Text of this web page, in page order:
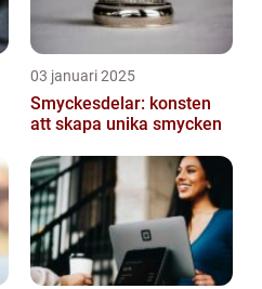
03 januari 2025
Smyckesdelar: konsten
att skapa unika smycken